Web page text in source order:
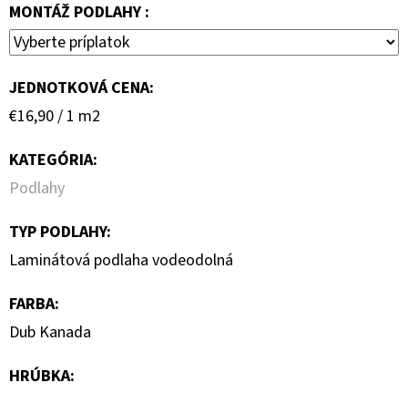
MONTÁŽ PODLAHY :
JEDNOTKOVÁ CENA:
Jednotková
€16,90 / 1 m2
KATEGÓRIA:
Podlahy
TYP PODLAHY:
Laminátová podlaha vodeodolná
FARBA:
Dub Kanada
HRÚBKA: